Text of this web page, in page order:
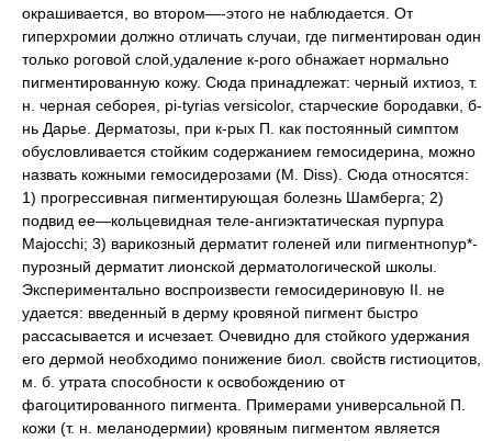
окрашивается, во втором—-этого не наблюдается. От
гиперхромии должно отличать случаи, где пигментирован один
только роговой слой,удаление к-рого обнажает нормально
пигментированную кожу. Сюда принадлежат: черный ихтиоз, т.
н. черная себорея, pi-tyrias versicolor, старческие бородавки, б-
нь Дарье. Дерматозы, при к-рых П. как постоянный симптом
обусловливается стойким содержанием гемосидерина, можно
назвать кожными гемосидерозами (М. Diss). Сюда относятся:
1) прогрессивная пигментирующая болезнь Шамберга; 2)
подвид ее—кольцевидная теле-ангиэктатическая пурпура
Majocchi; 3) варикозный дерматит голеней или пигментнопур*-
пурозный дерматит лионской дерматологической школы.
Экспериментально воспроизвести гемосидериновую II. не
удается: введенный в дерму кровяной пигмент быстро
рассасывается и исчезает. Очевидно для стойкого удержания
его дермой необходимо понижение биол. свойств гистиоцитов,
м. б. утрата способности к освобождению от
фагоцитированного пигмента. Примерами универсальной П.
кожи (т. н. меланодермии) кровяным пигментом является